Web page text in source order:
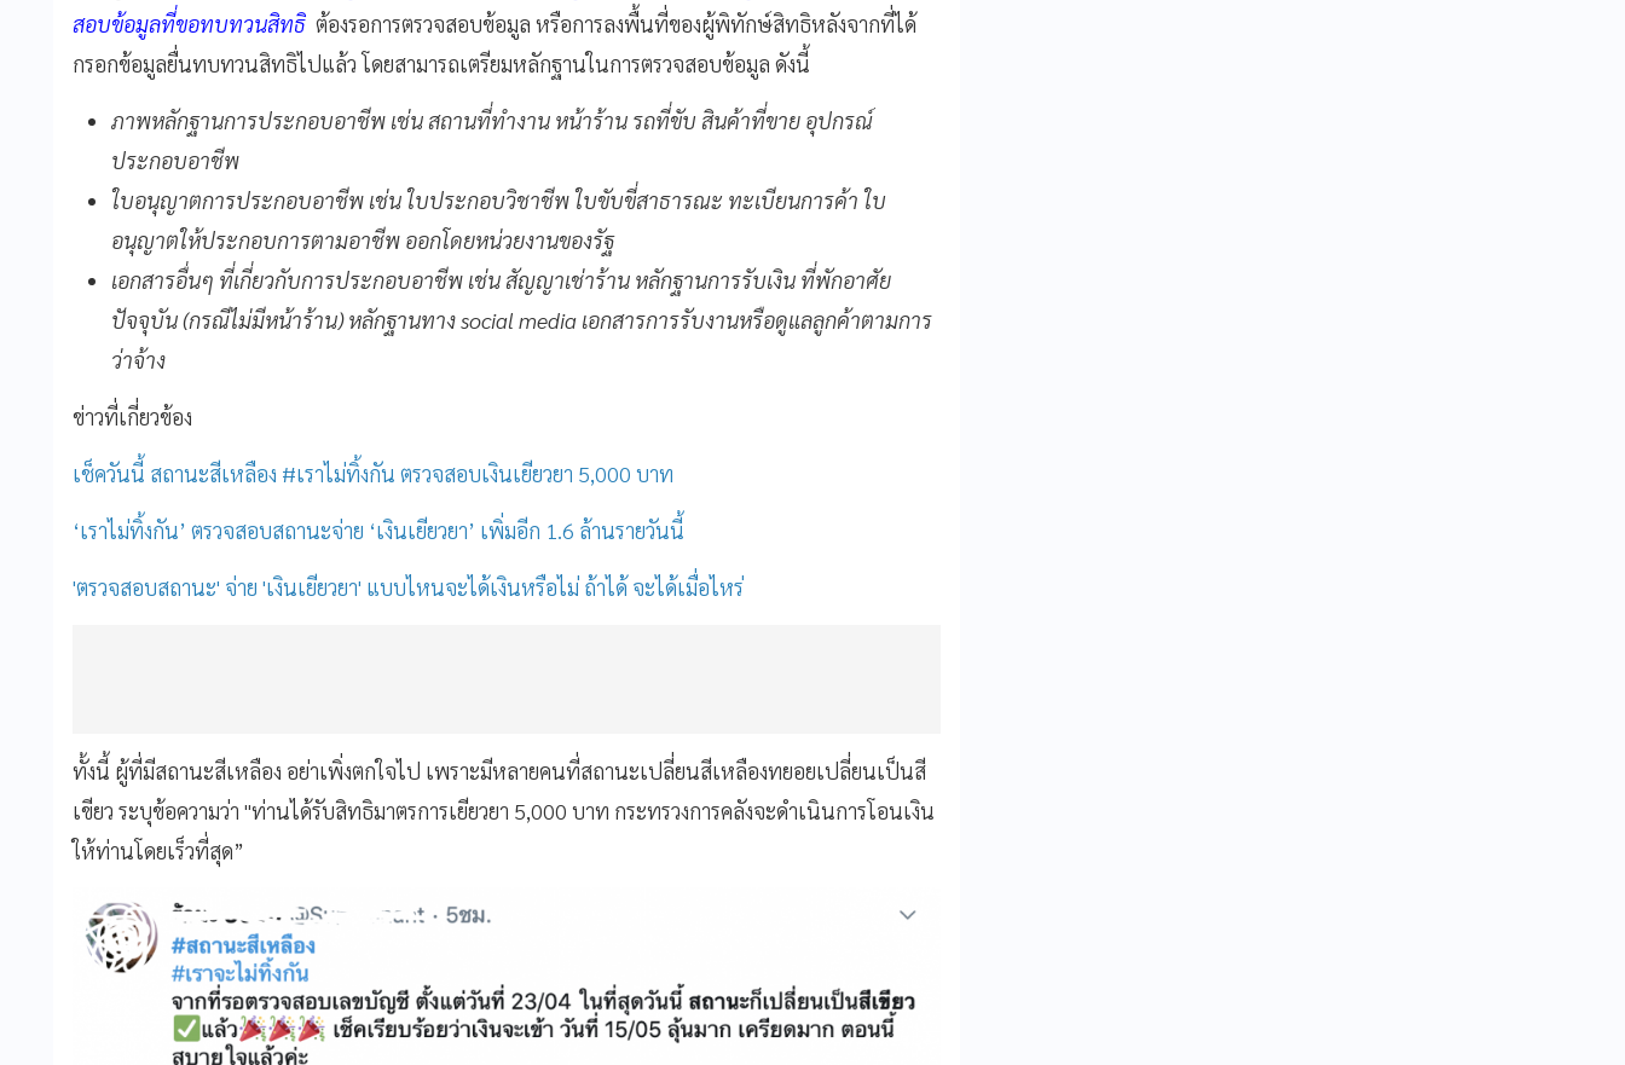
สอบข้อมูลที่ขอทบทวนสิทธิ ต้องรอการตรวจสอบข้อมูล หรือการลงพื้นที่ของผู้พิทักษ์สิทธิหลังจากที่ได้
กรอกข้อมูลยื่นทบทวนสิทธิไปแล้ว โดยสามารถเตรียมหลักฐานในการตรวจสอบข้อมูล ดังนี้
ภาพหลักฐานการประกอบอาชีพ เช่น สถานที่ทำงาน หน้าร้าน รถที่ขับ สินค้าที่ขาย อุปกรณ์
ประกอบอาชีพ
ใบอนุญาตการประกอบอาชีพ เช่น ใบประกอบวิชาชีพ ใบขับขี่สาธารณะ ทะเบียนการค้า ใบ
อนุญาตให้ประกอบการตามอาชีพ ออกโดยหน่วยงานของรัฐ
เอกสารอื่นๆ ที่เกี่ยวกับการประกอบอาชีพ เช่น สัญญาเช่าร้าน หลักฐานการรับเงิน ที่พักอาศัย
ปัจจุบัน (กรณีไม่มีหน้าร้าน) หลักฐานทาง social media เอกสารการรับงานหรือดูแลลูกค้าตามการ
ว่าจ้าง
ข่าวที่เกี่ยวข้อง
เช็ควันนี้ สถานะสีเหลือง #เราไม่ทิ้งกัน ตรวจสอบเงินเยียวยา 5,000 บาท
‘เราไม่ทิ้งกัน’ ตรวจสอบสถานะจ่าย ‘เงินเยียวยา’ เพิ่มอีก 1.6 ล้านรายวันนี้
'ตรวจสอบสถานะ' จ่าย 'เงินเยียวยา' แบบไหนจะได้เงินหรือไม่ ถ้าได้ จะได้เมื่อไหร่
ทั้งนี้ ผู้ที่มีสถานะสีเหลือง อย่าเพิ่งตกใจไป เพราะมีหลายคนที่สถานะเปลี่ยนสีเหลืองทยอยเปลี่ยนเป็นสี
เขียว ระบุข้อความว่า "ท่านได้รับสิทธิมาตรการเยียวยา 5,000 บาท กระทรวงการคลังจะดำเนินการโอนเงิน
ให้ท่านโดยเร็วที่สุด”